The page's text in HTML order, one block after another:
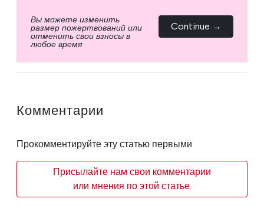
Вы можете изменить
размер пожертвований или
отменить свои взносы в
любое время
Continue →
Комментарии
Прокомментируйте эту статью первыми
Присылайте нам свои комментарии
или мнения по этой статье.